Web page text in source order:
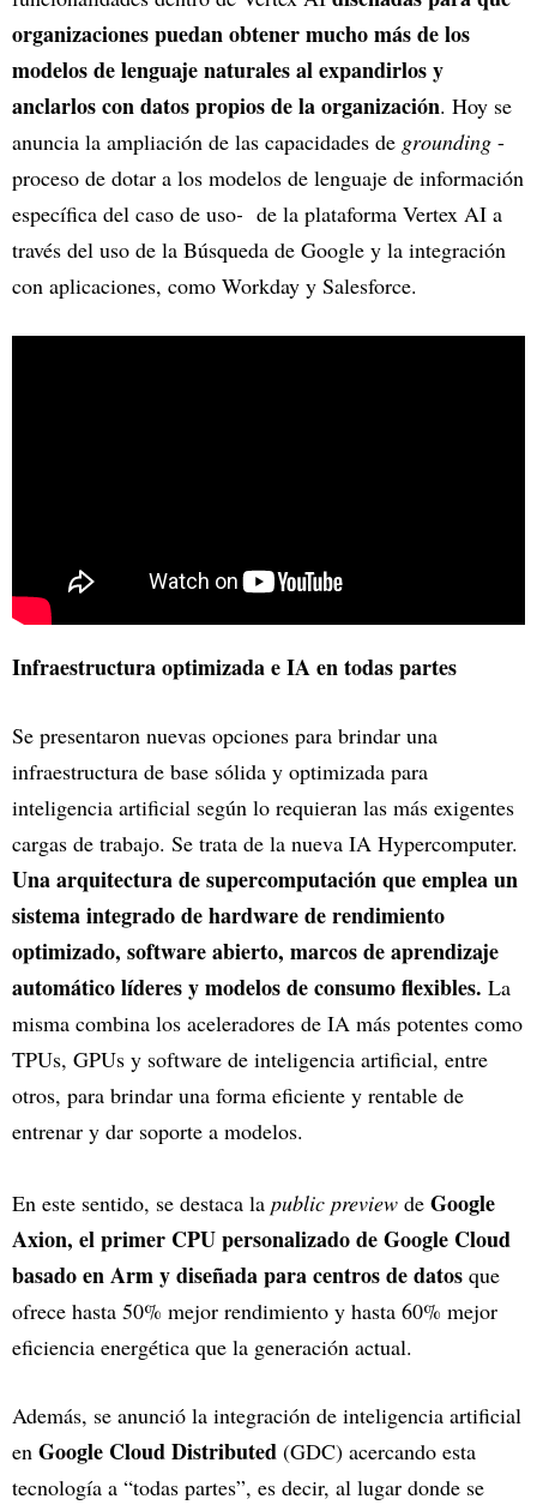
organizaciones puedan obtener mucho más de los
modelos de lenguaje naturales al expandirlos y
anclarlos con datos propios de la organización. Hoy se
anuncia la ampliación de las capacidades de grounding -
proceso de dotar a los modelos de lenguaje de información
específica del caso de uso- de la plataforma Vertex AI a
través del uso de la Búsqueda de Google y la integración
con aplicaciones, como Workday y Salesforce.
Infraestructura optimizada e IA en todas partes
Se presentaron nuevas opciones para brindar una
infraestructura de base sólida y optimizada para
inteligencia artificial según lo requieran las más exigentes
cargas de trabajo. Se trata de la nueva IA Hypercomputer.
Una arquitectura de supercomputación que emplea un
sistema integrado de hardware de rendimiento
optimizado, software abierto, marcos de aprendizaje
automático líderes y modelos de consumo flexibles. La
misma combina los aceleradores de IA más potentes como
TPUs, GPUs y software de inteligencia artificial, entre
otros, para brindar una forma eficiente y rentable de
entrenar y dar soporte a modelos.
En este sentido, se destaca la public preview de Google
Axion, el primer CPU personalizado de Google Cloud
basado en Arm y diseñada para centros de datos que
ofrece hasta 50% mejor rendimiento y hasta 60% mejor
eficiencia energética que la generación actual.
Además, se anunció la integración de inteligencia artificial
en Google Cloud Distributed (GDC) acercando esta
tecnología a “todas partes”, es decir, al lugar donde se